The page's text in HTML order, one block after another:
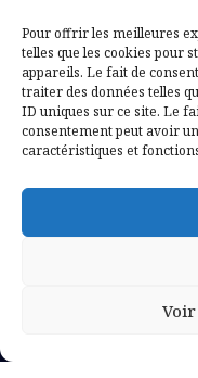
Pour offrir les meilleures
telles que les cookies pour
appareils. Le fait de
traiter des données telles
ID uniques sur ce site. Le
consentement peut avoir
caractéristiques et
Mentions
Politique de